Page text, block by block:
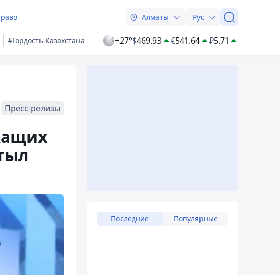
Алматы Рус
#Гордость Казахстана +27°$469.93 €541.64 ₽5.71
Пресс-релизы
Последние Популярные